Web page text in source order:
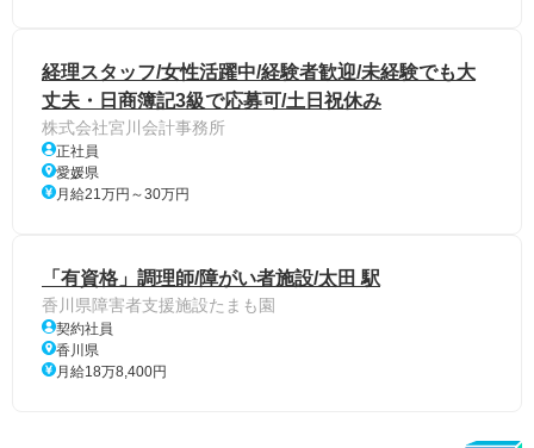
経理スタッフ/女性活躍中/経験者歓迎/未経験でも大
丈夫・日商簿記3級で応募可/土日祝休み
株式会社宮川会計事務所
正社員
愛媛県
月給21万円～30万円
「有資格」調理師/障がい者施設/太田 駅
香川県障害者支援施設たまも園
契約社員
香川県
月給18万8,400円